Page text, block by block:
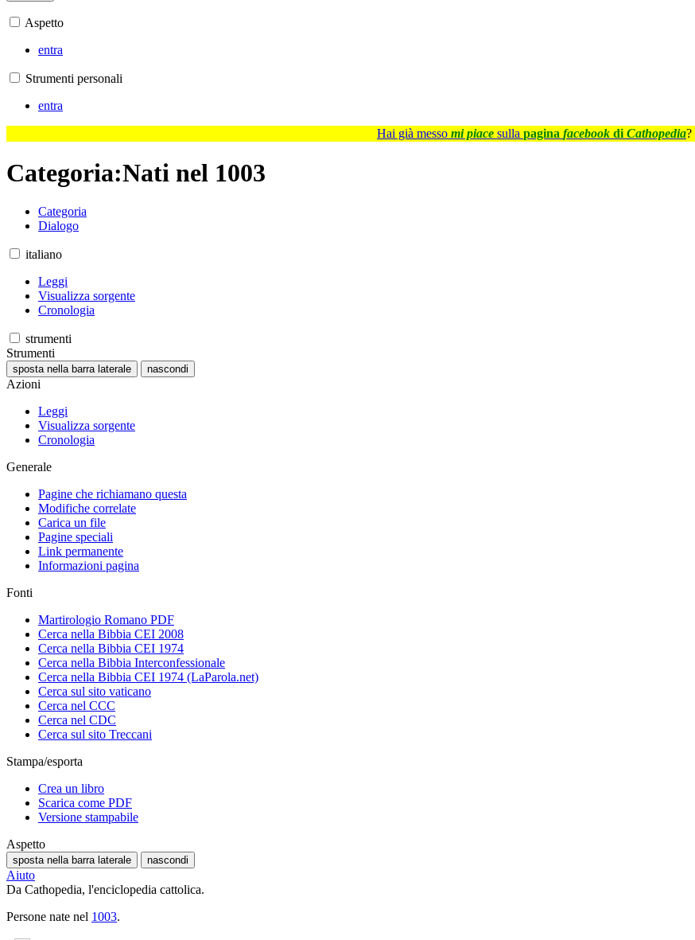
Aspetto
entra
Strumenti personali
entra
Hai già messo mi piace sulla pagina facebook di Cathopedia?
Categoria:Nati nel 1003
Categoria
Dialogo
italiano
Leggi
Visualizza sorgente
Cronologia
strumenti
Strumenti
sposta nella barra laterale nascondi
Azioni
Leggi
Visualizza sorgente
Cronologia
Generale
Pagine che richiamano questa
Modifiche correlate
Carica un file
Pagine speciali
Link permanente
Informazioni pagina
Fonti
Martirologio Romano PDF
Cerca nella Bibbia CEI 2008
Cerca nella Bibbia CEI 1974
Cerca nella Bibbia Interconfessionale
Cerca nella Bibbia CEI 1974 (LaParola.net)
Cerca sul sito vaticano
Cerca nel CCC
Cerca nel CDC
Cerca sul sito Treccani
Stampa/esporta
Crea un libro
Scarica come PDF
Versione stampabile
Aspetto
sposta nella barra laterale nascondi
Aiuto
Da Cathopedia, l'enciclopedia cattolica.
Persone nate nel 1003.